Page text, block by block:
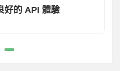
好的 API 體驗